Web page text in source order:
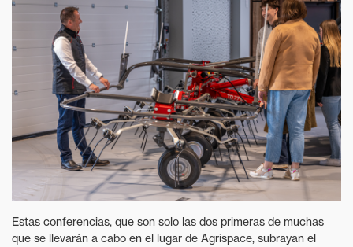
Estas conferencias, que son solo las dos primeras de muchas
que se llevarán a cabo en el lugar de Agrispace, subrayan el